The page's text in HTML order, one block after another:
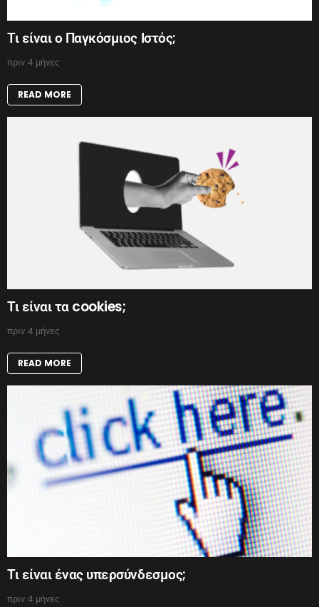
Τι είναι ο Παγκόσμιος Ιστός;
πριν 4 μήνες
READ MORE
Τι είναι τα cookies;
πριν 4 μήνες
READ MORE
Τι είναι ένας υπερσύνδεσμος;
πριν 4 μήνες